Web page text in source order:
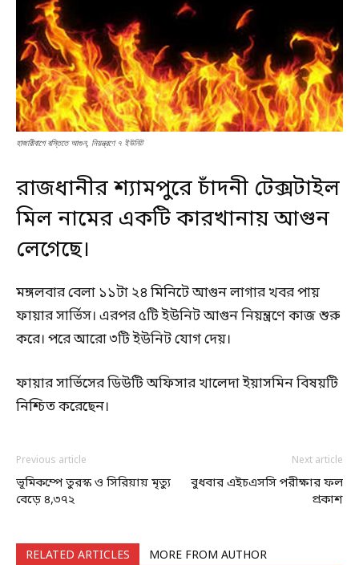
হাজারীবাগে বস্তিতে আগুন, নিয়ন্ত্রণে ৭ ইউনিট
রাজধানীর শ্যামপুরে চাঁদনী টেক্সটাইল
মিল নামের একটি কারখানায় আগুন
লেগেছে।
মঙ্গলবার বেলা ১১টা ২৪ মিনিটে আগুন লাগার খবর পায়
ফায়ার সার্ভিস। এরপর ৫টি ইউনিট আগুন নিয়ন্ত্রণে কাজ শুরু
করে। পরে আরো ৩টি ইউনিট যোগ দেয়।
ফায়ার সার্ভিসের ডিউটি অফিসার খালেদা ইয়াসমিন বিষয়টি
নিশ্চিত করেছেন।
Previous article
ভূমিকম্পে তুরস্ক ও সিরিয়ায় মৃত্যু
বেড়ে ৪,৩৭২
Next article
বুধবার এইচএসসি পরীক্ষার ফল
প্রকাশ
RELATED ARTICLES MORE FROM AUTHOR